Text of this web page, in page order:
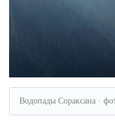
Водопады Сораксана ·